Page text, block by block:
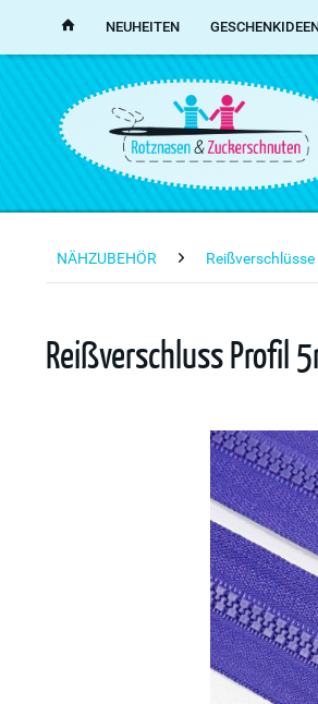
NEUHEITEN
NÄHZUBEHÖR Reißverschlüsse
Reißverschluss Profil